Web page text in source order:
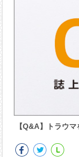
【Q&A】トラウ